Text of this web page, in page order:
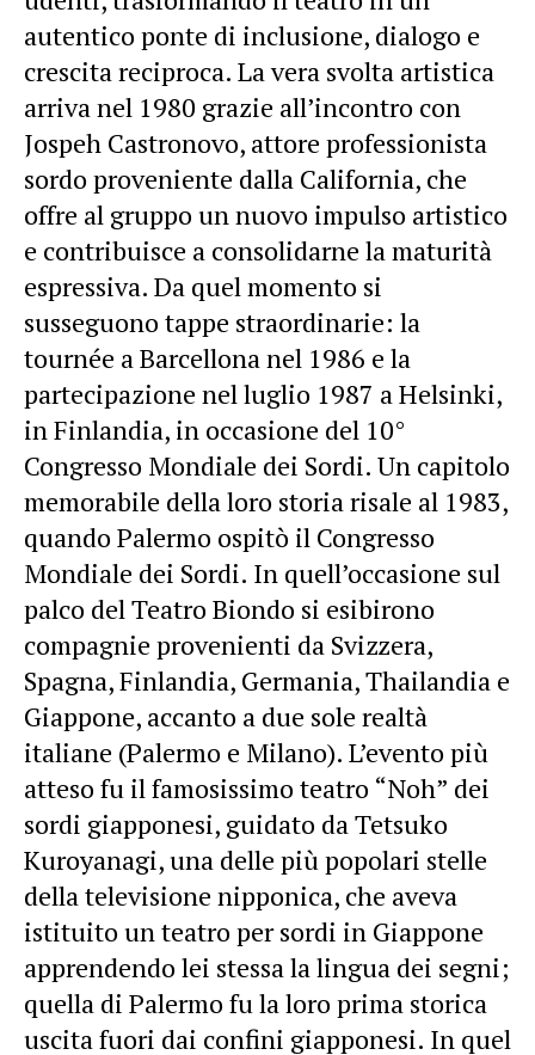
autentico ponte di inclusione, dialogo e
crescita reciproca. La vera svolta artistica
arriva nel 1980 grazie all’incontro con
Jospeh Castronovo, attore professionista
sordo proveniente dalla California, che
offre al gruppo un nuovo impulso artistico
e contribuisce a consolidarne la maturità
espressiva. Da quel momento si
susseguono tappe straordinarie: la
tournée a Barcellona nel 1986 e la
partecipazione nel luglio 1987 a Helsinki,
in Finlandia, in occasione del 10°
Congresso Mondiale dei Sordi. Un capitolo
memorabile della loro storia risale al 1983,
quando Palermo ospitò il Congresso
Mondiale dei Sordi. In quell’occasione sul
palco del Teatro Biondo si esibirono
compagnie provenienti da Svizzera,
Spagna, Finlandia, Germania, Thailandia e
Giappone, accanto a due sole realtà
italiane (Palermo e Milano). L’evento più
atteso fu il famosissimo teatro “Noh” dei
sordi giapponesi, guidato da Tetsuko
Kuroyanagi, una delle più popolari stelle
della televisione nipponica, che aveva
istituito un teatro per sordi in Giappone
apprendendo lei stessa la lingua dei segni;
quella di Palermo fu la loro prima storica
uscita fuori dai confini giapponesi. In quel